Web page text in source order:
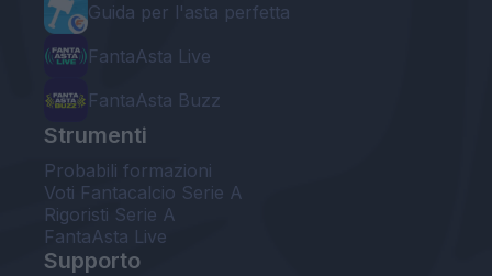
Guida per l'asta perfetta
FantaAsta Live
FantaAsta Buzz
Strumenti
Probabili formazioni
Voti Fantacalcio Serie A
Rigoristi Serie A
FantaAsta Live
Supporto